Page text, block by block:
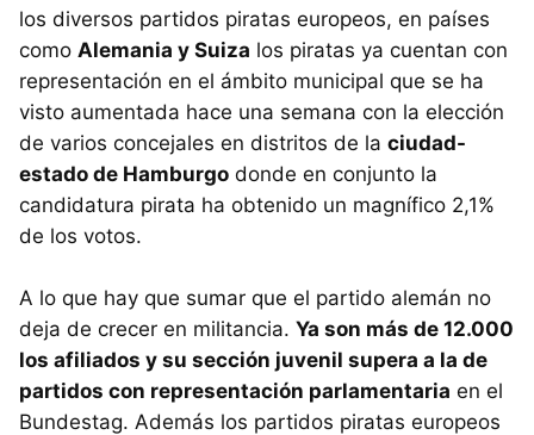
los diversos partidos piratas europeos, en países
como Alemania y Suiza los piratas ya cuentan con
representación en el ámbito municipal que se ha
visto aumentada hace una semana con la elección
de varios concejales en distritos de la ciudad-
estado de Hamburgo donde en conjunto la
candidatura pirata ha obtenido un magnífico 2,1%
de los votos.
A lo que hay que sumar que el partido alemán no
deja de crecer en militancia. Ya son más de 12.000
los afiliados y su sección juvenil supera a la de
partidos con representación parlamentaria en el
Bundestag. Además los partidos piratas europeos